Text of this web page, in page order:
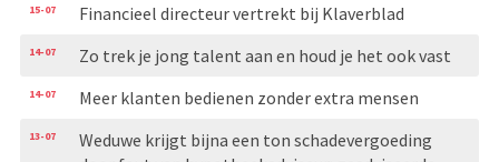
15-07 Financieel directeur vertrekt bij Klaverblad
14-07 Zo trek je jong talent aan en houd je het ook vast
14-07 Meer klanten bedienen zonder extra mensen
13-07
Weduwe krijgt bijna een ton schadevergoeding